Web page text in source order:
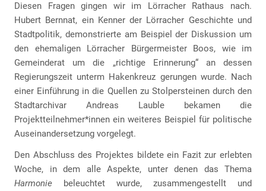
Diesen Fragen gingen wir im Lörracher Rathaus nach.
Hubert Bernnat, ein Kenner der Lörracher Geschichte und
Stadtpolitik, demonstrierte am Beispiel der Diskussion um
den ehemaligen Lörracher Bürgermeister Boos, wie im
Gemeinderat um die „richtige Erinnerung“ an dessen
Regierungszeit unterm Hakenkreuz gerungen wurde. Nach
einer Einführung in die Quellen zu Stolpersteinen durch den
Stadtarchivar Andreas Lauble bekamen die
Projektteilnehmer*innen ein weiteres Beispiel für politische
Auseinandersetzung vorgelegt.
Den Abschluss des Projektes bildete ein Fazit zur erlebten
Woche, in dem alle Aspekte, unter denen das Thema
Harmonie beleuchtet wurde, zusammengestellt und